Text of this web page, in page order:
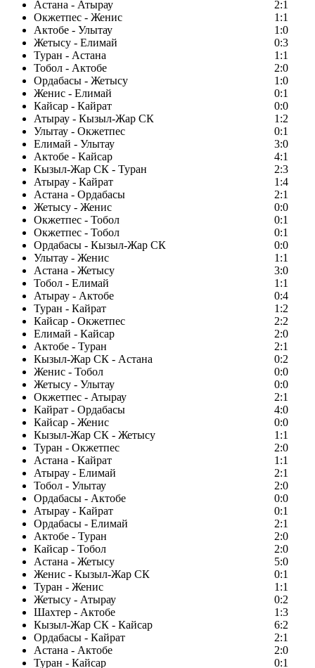
Астана - Атырау
2:1
Окжетпес - Женис
1:1
Актобе - Улытау
1:0
Жетысу - Елимай
0:3
Туран - Астана
1:1
Тобол - Актобе
2:0
Ордабасы - Жетысу
1:0
Женис - Елимай
0:1
Кайсар - Кайрат
0:0
Атырау - Кызыл-Жар СК
1:2
Улытау - Окжетпес
0:1
Елимай - Улытау
3:0
Актобе - Кайсар
4:1
Кызыл-Жар СК - Туран
2:3
Атырау - Кайрат
1:4
Астана - Ордабасы
2:1
Жетысу - Женис
0:0
Окжетпес - Тобол
0:1
Окжетпес - Тобол
0:1
Ордабасы - Кызыл-Жар СК
0:0
Улытау - Женис
1:1
Астана - Жетысу
3:0
Тобол - Елимай
1:1
Атырау - Актобе
0:4
Туран - Кайрат
1:2
Кайсар - Окжетпес
2:2
Елимай - Кайсар
2:0
Актобе - Туран
2:1
Кызыл-Жар СК - Астана
0:2
Женис - Тобол
0:0
Жетысу - Улытау
0:0
Окжетпес - Атырау
2:1
Кайрат - Ордабасы
4:0
Кайсар - Женис
0:0
Кызыл-Жар СК - Жетысу
1:1
Туран - Окжетпес
2:0
Астана - Кайрат
1:1
Атырау - Елимай
2:1
Тобол - Улытау
2:0
Ордабасы - Актобе
0:0
Атырау - Кайрат
0:1
Ордабасы - Елимай
2:1
Актобе - Туран
2:0
Кайсар - Тобол
2:0
Астана - Жетысу
5:0
Женис - Кызыл-Жар СК
0:1
Туран - Женис
1:1
Жетысу - Атырау
0:2
Шахтер - Актобе
1:3
Кызыл-Жар СК - Кайсар
6:2
Ордабасы - Кайрат
2:1
Астана - Актобе
2:0
Туран - Кайсар
0:1